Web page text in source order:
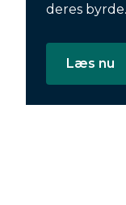
deres byrde.
Læs nu